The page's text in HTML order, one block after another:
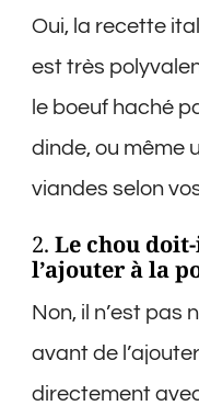
Oui, la recette
est très
le boeuf haché
dinde, ou même
viandes selon
2. Le chou
l’ajouter à la
Non, il n’est pas
avant de
directement